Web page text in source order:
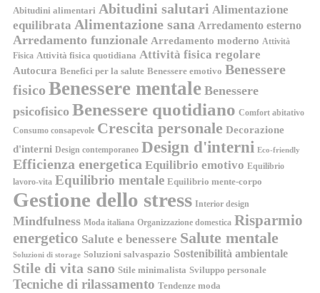
Abitudini alimentari Abitudini salutari Alimentazione
equilibrata Alimentazione sana Arredamento esterno
Arredamento funzionale Arredamento moderno Attività
Fisica Attività fisica quotidiana Attività fisica regolare
Autocura Benefici per la salute Benessere emotivo Benessere
fisico Benessere mentale Benessere
psicofisico Benessere quotidiano Comfort abitativo
Consumo consapevole Crescita personale Decorazione
d'interni Design contemporaneo Design d'interni Eco-friendly
Efficienza energetica Equilibrio emotivo Equilibrio
lavoro-vita Equilibrio mentale Equilibrio mente-corpo
Gestione dello stress Interior design
Mindfulness Moda italiana Organizzazione domestica Risparmio
energetico Salute e benessere Salute mentale
Soluzioni di storage Soluzioni salvaspazio Sostenibilità ambientale
Stile di vita sano Stile minimalista Sviluppo personale
Tecniche di rilassamento Tendenze moda